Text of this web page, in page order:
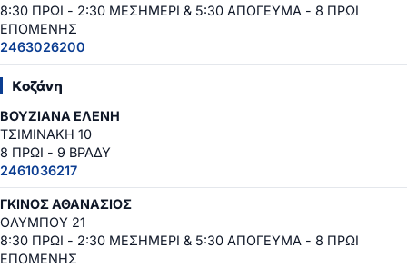
8:30 ΠΡΩΙ - 2:30 ΜΕΣΗΜΕΡΙ & 5:30 ΑΠΟΓΕΥΜΑ - 8 ΠΡΩΙ
ΕΠΟΜΕΝΗΣ
2463026200
Κοζάνη
ΒΟΥΖΙΑΝΑ ΕΛΕΝΗ
ΤΣΙΜΙΝΑΚΗ 10
8 ΠΡΩΙ - 9 ΒΡΑΔΥ
2461036217
ΓΚΙΝΟΣ ΑΘΑΝΑΣΙΟΣ
ΟΛΥΜΠΟΥ 21
8:30 ΠΡΩΙ - 2:30 ΜΕΣΗΜΕΡΙ & 5:30 ΑΠΟΓΕΥΜΑ - 8 ΠΡΩΙ
ΕΠΟΜΕΝΗΣ